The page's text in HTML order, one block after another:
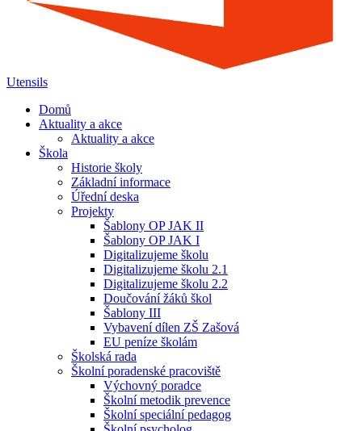
Utensils
Domů
Aktuality a akce
Aktuality a akce
Škola
Historie školy
Základní informace
Úřední deska
Projekty
Šablony OP JAK II
Šablony OP JAK I
Digitalizujeme školu
Digitalizujeme školu 2.1
Digitalizujeme školu 2.2
Doučování žáků škol
Šablony III
Vybavení dílen ZŠ Zašová
EU peníze školám
Školská rada
Školní poradenské pracoviště
Výchovný poradce
Školní metodik prevence
Školní speciální pedagog